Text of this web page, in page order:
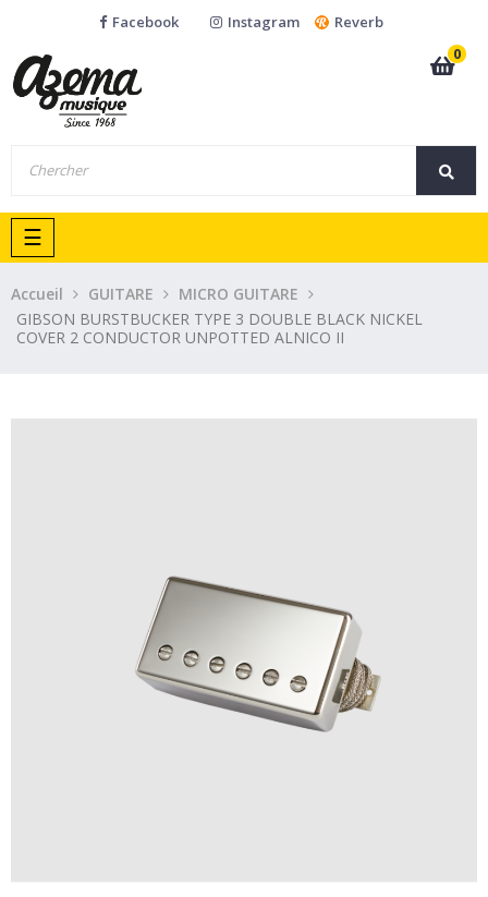
Facebook Instagram
Reverb
0
Basculer
la
navigation
☰
Accueil GUITARE
MICRO GUITARE
GIBSON BURSTBUCKER TYPE 3 DOUBLE BLACK NICKEL
COVER 2 CONDUCTOR UNPOTTED ALNICO II